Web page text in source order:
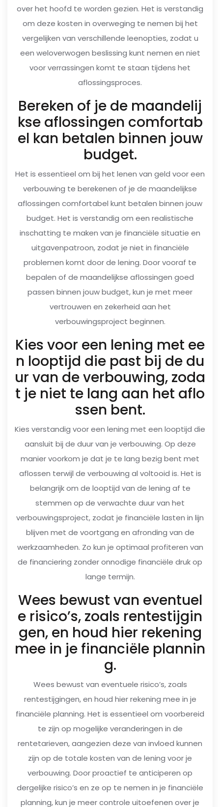
over het hoofd te worden gezien. Het is verstandig
om deze kosten in overweging te nemen bij het
vergelijken van verschillende leenopties, zodat u
een weloverwogen beslissing kunt nemen en niet
voor verrassingen komt te staan tijdens het
aflossingsproces.
Bereken of je de maandelij
kse aflossingen comfortab
el kan betalen binnen jouw
budget.
Het is essentieel om bij het lenen van geld voor een
verbouwing te berekenen of je de maandelijkse
aflossingen comfortabel kunt betalen binnen jouw
budget. Het is verstandig om een realistische
inschatting te maken van je financiële situatie en
uitgavenpatroon, zodat je niet in financiële
problemen komt door de lening. Door vooraf te
bepalen of de maandelijkse aflossingen goed
passen binnen jouw budget, kun je met meer
vertrouwen en zekerheid aan het
verbouwingsproject beginnen.
Kies voor een lening met ee
n looptijd die past bij de du
ur van de verbouwing, zoda
t je niet te lang aan het aflo
ssen bent.
Kies verstandig voor een lening met een looptijd die
aansluit bij de duur van je verbouwing. Op deze
manier voorkom je dat je te lang bezig bent met
aflossen terwijl de verbouwing al voltooid is. Het is
belangrijk om de looptijd van de lening af te
stemmen op de verwachte duur van het
verbouwingsproject, zodat je financiële lasten in lijn
blijven met de voortgang en afronding van de
werkzaamheden. Zo kun je optimaal profiteren van
de financiering zonder onnodige financiële druk op
lange termijn.
Wees bewust van eventuel
e risico’s, zoals rentestijgin
gen, en houd hier rekening
mee in je financiële plannin
g.
Wees bewust van eventuele risico’s, zoals
rentestijgingen, en houd hier rekening mee in je
financiële planning. Het is essentieel om voorbereid
te zijn op mogelijke veranderingen in de
rentetarieven, aangezien deze van invloed kunnen
zijn op de totale kosten van de lening voor je
verbouwing. Door proactief te anticiperen op
dergelijke risico’s en ze op te nemen in je financiële
planning, kun je meer controle uitoefenen over je